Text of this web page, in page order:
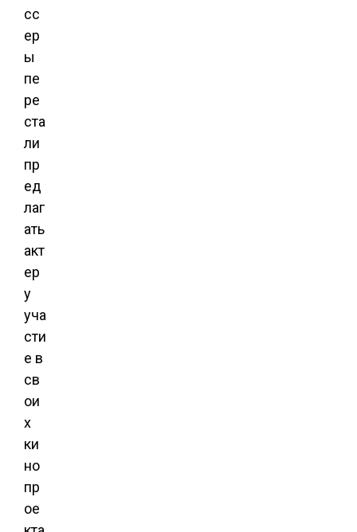
сс
ер
ы
пе
ре
ста
ли
пр
ед
лаг
ать
акт
ер
у
уча
сти
е в
св
ои
х
ки
но
пр
ое